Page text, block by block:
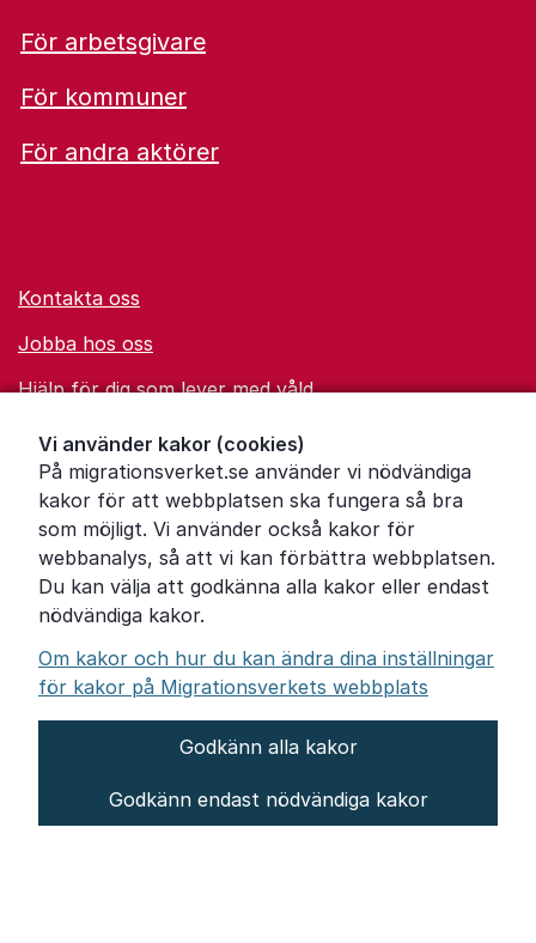
Vi använder kakor (cookies)
På migrationsverket.se använder vi nödvändiga
kakor för att webbplatsen ska fungera så bra
som möjligt. Vi använder också kakor för
webbanalys, så att vi kan förbättra webbplatsen.
Du kan välja att godkänna alla kakor eller endast
nödvändiga kakor.
Om kakor och hur du kan ändra dina inställningar
för kakor på Migrationsverkets webbplats
Godkänn alla kakor
Godkänn endast nödvändiga kakor
För arbetsgivare
För kommuner
För andra aktörer
Kontakta oss
Jobba hos oss
Hjälp för dig som lever med våld
Ordförklaringar
Om Migrationsverket
Pressrum
Tillgänglighetsredogörelse
Other languages
Behandling av personuppgifter